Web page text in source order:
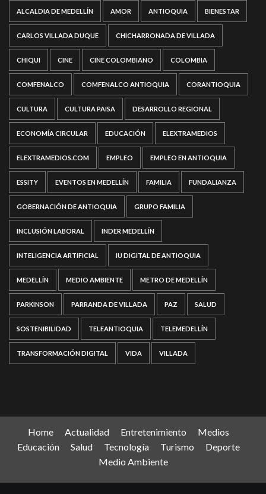
ALCALDIA DE MEDELLÍN AMOR ANTIOQUIA BIENESTAR
CARLOS VILLADA DUQUE CHICHARRONADA DE VILLADA
CHIQUI CINE CINE COLOMBIANO COLOMBIA
COMFENALCO COMFENALCO ANTIOQUIA CORANTIOQUIA
CULTURA CULTURA PAISA DESARROLLO REGIONAL
ECONOMÍA CIRCULAR EDUCACIÓN ELEXTRAMEDIOS
ELEXTRAMEDIOS.COM EMPLEO EMPLEO EN ANTIOQUIA
ESSITY EVENTOS EN MEDELLÍN FAMILIA FUNDALIANZA
GOBERNACIÓN DE ANTIOQUIA GRUPO FAMILIA
INCLUSIÓN LABORAL INDER MEDELLÍN
INTELIGENCIA ARTIFICIAL IU DIGITAL DE ANTIOQUIA
MEDELLÍN MEDIO AMBIENTE METRO DE MEDELLÍN
PARKINSON PARRANDA DE VILLADA PAZ SALUD
SOSTENIBILIDAD TELEANTIOQUIA TELEMEDELLÍN
TRANSFORMACIÓN DIGITAL VIDA VILLADA
Home Actualidad Entretenimiento
Medios
Educación
Salud Tecnología Turismo
Deporte
Medio Ambiente